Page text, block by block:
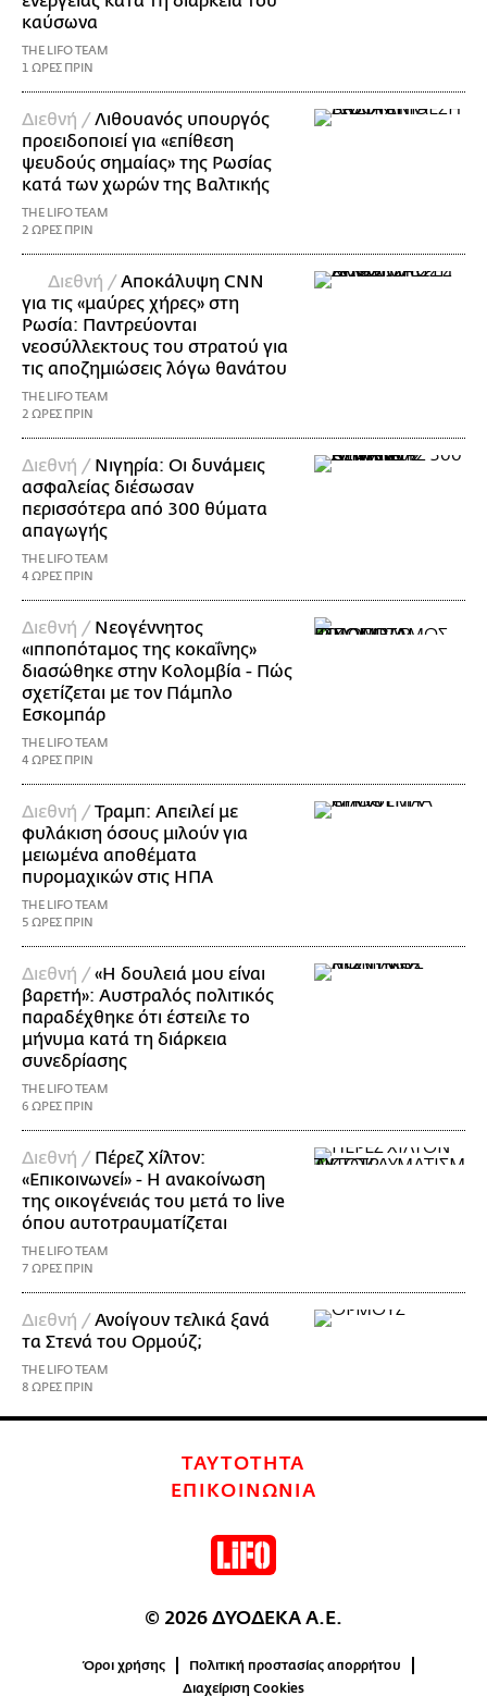
καύσωνα
THE LIFO TEAM
1 ΩΡΕΣ ΠΡΙΝ
Διεθνή / Λιθουανός υπουργός
προειδοποιεί για «επίθεση
ψευδούς σημαίας» της Ρωσίας
κατά των χωρών της Βαλτικής
THE LIFO TEAM
2 ΩΡΕΣ ΠΡΙΝ
Διεθνή / Αποκάλυψη CNN
για τις «μαύρες χήρες» στη
Ρωσία: Παντρεύονται
νεοσύλλεκτους του στρατού για
τις αποζημιώσεις λόγω θανάτου
THE LIFO TEAM
2 ΩΡΕΣ ΠΡΙΝ
Διεθνή / Νιγηρία: Οι δυνάμεις
ασφαλείας διέσωσαν
περισσότερα από 300 θύματα
απαγωγής
THE LIFO TEAM
4 ΩΡΕΣ ΠΡΙΝ
Διεθνή / Νεογέννητος
«ιπποπόταμος της κοκαΐνης»
διασώθηκε στην Κολομβία - Πώς
σχετίζεται με τον Πάμπλο
Εσκομπάρ
THE LIFO TEAM
4 ΩΡΕΣ ΠΡΙΝ
Διεθνή / Τραμπ: Απειλεί με
φυλάκιση όσους μιλούν για
μειωμένα αποθέματα
πυρομαχικών στις ΗΠΑ
THE LIFO TEAM
5 ΩΡΕΣ ΠΡΙΝ
Διεθνή / «Η δουλειά μου είναι
βαρετή»: Αυστραλός πολιτικός
παραδέχθηκε ότι έστειλε το
μήνυμα κατά τη διάρκεια
συνεδρίασης
THE LIFO TEAM
6 ΩΡΕΣ ΠΡΙΝ
Διεθνή / Πέρεζ Χίλτον:
«Επικοινωνεί» - Η ανακοίνωση
της οικογένειάς του μετά το live
όπου αυτοτραυματίζεται
THE LIFO TEAM
7 ΩΡΕΣ ΠΡΙΝ
Διεθνή / Ανοίγουν τελικά ξανά
τα Στενά του Ορμούζ;
THE LIFO TEAM
8 ΩΡΕΣ ΠΡΙΝ
ΤΑΥΤΟΤΗΤΑ
ΕΠΙΚΟΙΝΩΝΙΑ
© 2026 ΔΥΟΔΕΚΑ Α.Ε.
Όροι χρήσης
Πολιτική προστασίας απορρήτου
Διαχείριση Cookies